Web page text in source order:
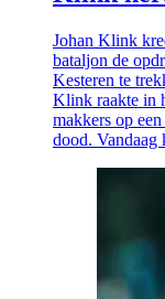
Johan Klink
bataljon de
Kesteren te
Klink raakte in
makkers op
dood.